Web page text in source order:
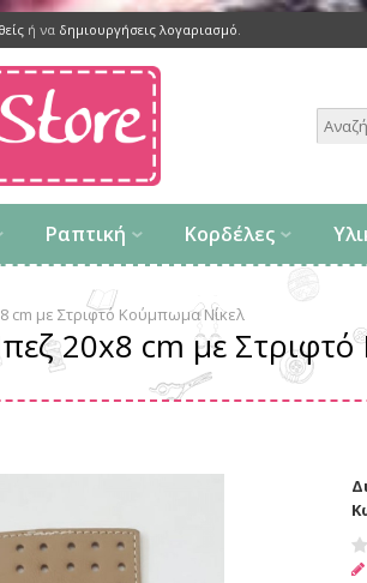
ή να δημιουργήσεις λογαριασμό.
Ραπτική Κορδέλες
cm με Στριφτό Κούμπωμα Νίκελ
20x8 cm με